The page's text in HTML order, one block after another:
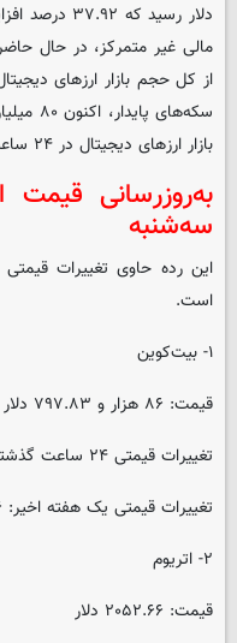
دلار رسید
بازار ارزهای دیجیتال در ۲۴ ساعت گذشته را تشکیل می‌دهد.
به‌روزرسانی قیمت
سه‌شنبه
است.
۱- بیت‌کوین
قیمت: ۸۶ هزار و ۷۹۷.۸۳ دلار
تغییرات قیمتی ۲۴ ساعت گذشته: ۰.۴۵ درصد کاهش
تغییرات قیمتی یک هفته اخیر: ۴.۸۶ درصد افزایش
۲- اتریوم
قیمت: ۲۰۵۲.۶۶ دلار